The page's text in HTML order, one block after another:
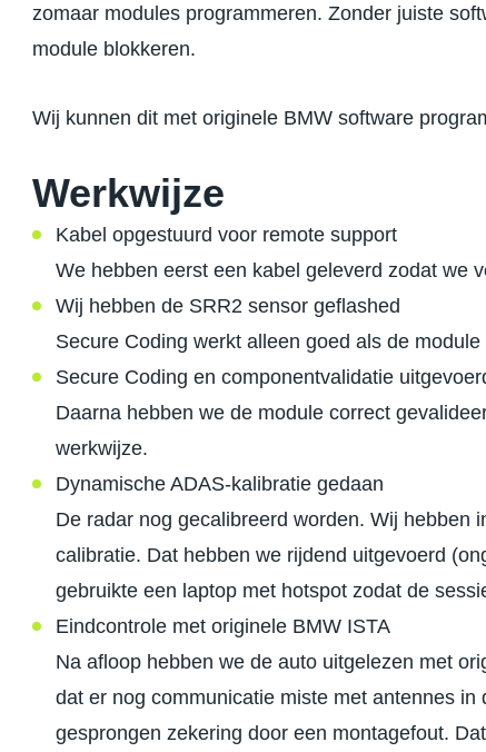
zomaar modules programmeren. Zonder juiste
module blokkeren.
Wij kunnen dit met originele BMW software
Werkwijze
Kabel opgestuurd voor remote support
We hebben eerst een kabel geleverd zodat we
Wij hebben de SRR2 sensor geflashed
Secure Coding werkt alleen goed als de
Secure Coding en componentvalidatie
Daarna hebben we de module correct
werkwijze.
Dynamische ADAS-kalibratie gedaan
De radar nog gecalibreerd worden. Wij hebben
calibratie. Dat hebben we rijdend uitgevoerd
gebruikte een laptop met hotspot zodat de
Eindcontrole met originele BMW ISTA
Na afloop hebben we de auto uitgelezen met
dat er nog communicatie miste met antennes in
gesprongen zekering door een montagefout.